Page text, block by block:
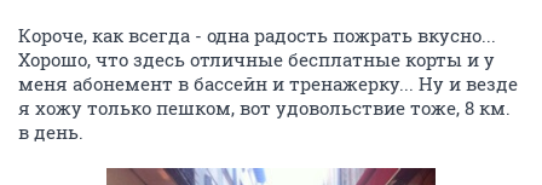
Короче, как всегда - одна радость пожрать вкусно...
Хорошо, что здесь отличные бесплатные корты и у
меня абонемент в бассейн и тренажерку... Ну и везде
я хожу только пешком, вот удовольствие тоже, 8 км.
в день.